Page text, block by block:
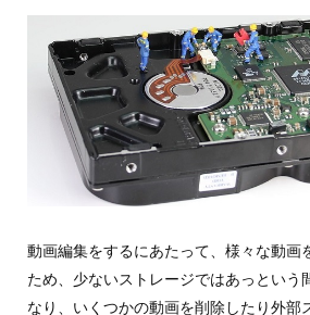
動画編集をするにあたって、様々な動画
ため、少ないストレージではあっという
なり、いくつかの動画を削除したり外部